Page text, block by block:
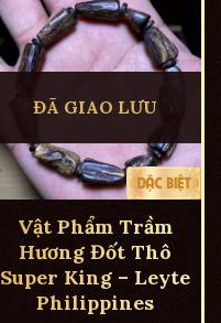
ĐÃ GIAO LƯU
Vật Phẩm Trầm
Hương Đốt Thô
Super King – Leyte
Philippines